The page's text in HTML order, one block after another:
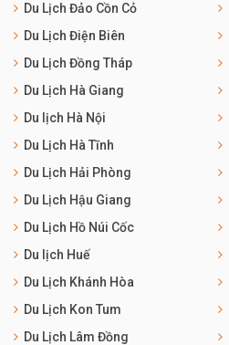
Du Lịch Đảo Cồn Cỏ
Du Lịch Điện Biên
Du Lịch Đồng Tháp
Du Lịch Hà Giang
Du lịch Hà Nội
Du Lịch Hà Tĩnh
Du Lịch Hải Phòng
Du Lịch Hậu Giang
Du Lịch Hồ Núi Cốc
Du lịch Huế
Du Lịch Khánh Hòa
Du Lịch Kon Tum
Du Lịch Lâm Đồng